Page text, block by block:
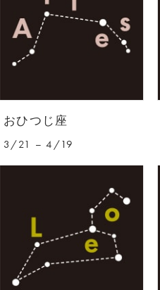
おひつじ座
3/21 – 4/19